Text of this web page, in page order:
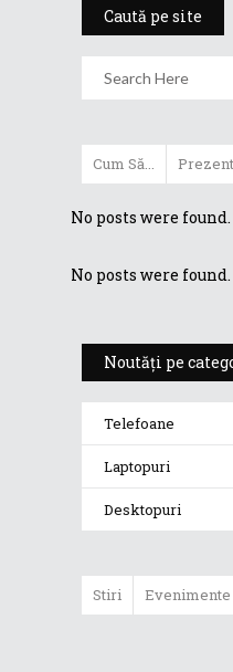
Caută pe site
Cum Să...
No posts were found.
No posts were found.
Noutăți pe
Telefoane
Laptopuri
Desktopuri
Stiri Evenimente